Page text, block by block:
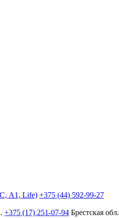
A1, Life) +375 (44) 592-99-27
+375 (17) 251-07-94 Брестская обл.